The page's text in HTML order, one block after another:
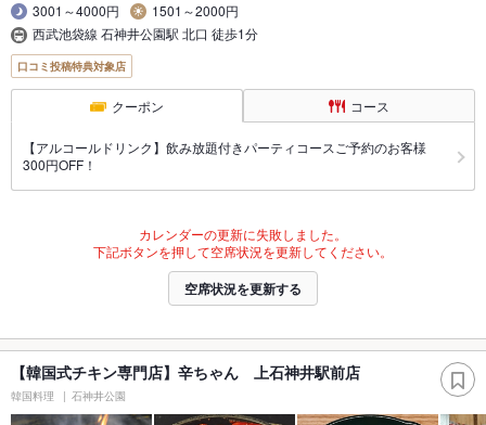
3001～4000円
1501～2000円
西武池袋線 石神井公園駅 北口 徒歩1分
口コミ投稿特典対象店
クーポン コース
【アルコールドリンク】飲み放題付きパーティコースご予約のお客様
300円OFF！
カレンダーの更新に失敗しました。
下記ボタンを押して空席状況を更新してください。
空席状況を更新する
【韓国式チキン専門店】辛ちゃん 上石神井駅前店
韓国料理 石神井公園